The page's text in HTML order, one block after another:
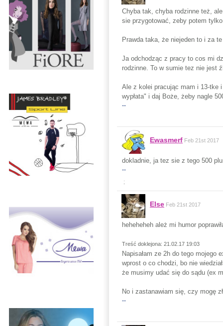
Chyba tak, chyba rodzinne też,
sie przygotować, zeby potem
Prawda taka, że niejeden to i za
Ja odchodząc z pracy to cos mi
rodzinne. To w sumie tez nie jest
Ale z kolei pracując mam i 13-tke
wypłata" i daj Boże, żeby nagle
--
Ewasmerf Feb 21st 2017
dokladnie, ja tez sie z tego 500
--
;
Else Feb 21st 2017
heheheheh ależ mi humor
Treść doklejona: 21.02.17 19:03
Napisałam ze 2h do tego mojego
wprost o co chodzi, bo nie
że musimy udać się do sądu (ex
No i zastanawiam się, czy mogę
--